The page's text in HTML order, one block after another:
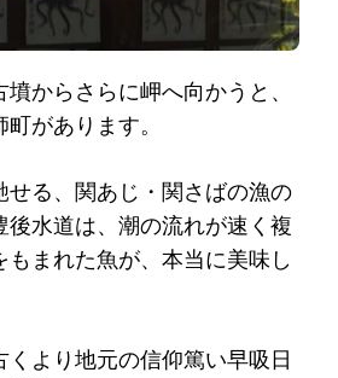
からさらに岬へ向かうと、
があります。
せる、関あじ・関さばの漁の
後水道は、潮の流れが速く複
まれた魚が、本当に美味し
くより地元の信仰篤い早吸日